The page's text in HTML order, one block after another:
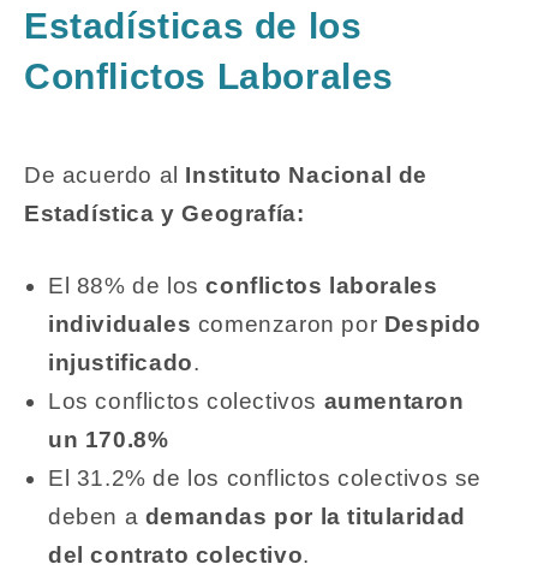
Estadísticas de los
Conflictos Laborales
De acuerdo al Instituto Nacional de
Estadística y Geografía:
El 88% de losconflictos laborales
individuales comenzaron por Despido
injustificado.
Los conflictos colectivos aumentaron
un 170.8%
El 31.2% de los conflictos colectivos se
deben a demandas por la titularidad
del contrato colectivo.